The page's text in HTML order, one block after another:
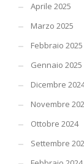
Aprile 2025
Marzo 2025
Febbraio 2025
Gennaio 2025
Dicembre
Novembre
Ottobre 2024
Settembre